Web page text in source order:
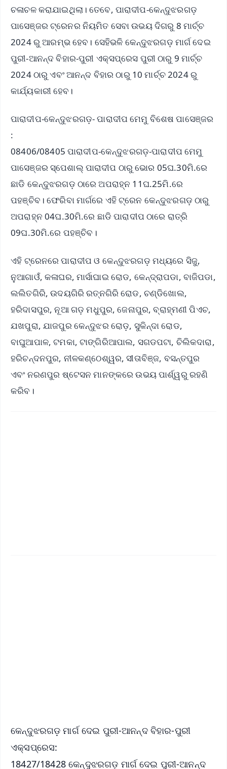
ଚଳାଚଳ କରାଯାଇଥିଲା। ତେବେ, ପାରାଦୀପ-କେନ୍ଦୁଝରଗଡ଼
ପାସେଞ୍ଜର ଟ୍ରେନର ନିୟମିତ ସେବା ଉଭୟ ଦିଗରୁ 8 ମାର୍ଚ୍ଚ
2024 ରୁ ଆରମ୍ଭ ହେବ। ସେହିଭଳି କେନ୍ଦୁଝରଗଡ଼ ମାର୍ଗ ଦେଇ
ପୁରୀ-ଆନନ୍ଦ ବିହାର-ପୁରୀ ଏକ୍ସପ୍ରେସ ପୁରୀ ଠାରୁ 9 ମାର୍ଚ୍ଚ
2024 ଠାରୁ ଏବଂ ଆନନ୍ଦ ବିହାର ଠାରୁ 10 ମାର୍ଚ୍ଚ 2024 ରୁ
କାର୍ଯ୍ୟକାରୀ ହେବ।
ପାରାଦୀପ-କେନ୍ଦୁଝରଗଡ଼- ପାରାଦୀପ ମେମୁ ବିଶେଷ ପାସେଞ୍ଜର
:
08406/08405 ପାରାଦୀପ-କେନ୍ଦୁଝରଗଡ଼-ପାରାଦୀପ ମେମୁ
ପାସେଞ୍ଜର ସ୍ପେଶାଲ୍ ପାରାଦୀପ ଠାରୁ ଭୋର 05ଘ.30ମି.ରେ
ଛାଡି କେନ୍ଦୁଝରଗଡ଼ ଠାରେ ଅପରାହ୍ନ 11ଘ.25ମି.ରେ
ପହଞ୍ଚିବ। ଫେରିବା ମାର୍ଗରେ ଏହି ଟ୍ରେନ କେନ୍ଦୁଝରଗଡ଼ ଠାରୁ
ଅପରାହ୍ନ 04ଘ.30ମି.ରେ ଛାଡି ପାରାଦୀପ ଠାରେ ରାତ୍ରି
09ଘ.30ମି.ରେ ପହଞ୍ଚିବ।
ଏହି ଟ୍ରେନରେ ପାରାଦୀପ ଓ କେନ୍ଦୁଝରଗଡ଼ ମଧ୍ୟରେ ସିଜୁ,
ନୁଆଗାଓଁ, କଳାଘର, ମାର୍ସାଘାଇ ରୋଡ, କେନ୍ଦ୍ରାପଡା, ବାଜିପଡା,
ଲଲିତଗିରି, ଉଦୟଗିରି ରତ୍ନଗିରି ରୋଡ, ଚଣ୍ଡିଖୋଲ,
ହରିଦାସପୁର, ନୂଆ ଗଡ଼ ମଧୁପୁର, ଜେନାପୁର, ବ୍ରାହ୍ମଣୀ ପିଏଚ,
ଯଖପୁରା, ଯାଜପୁର କେନ୍ଦୁଝର ରୋଡ଼, ସୁକିନ୍ଦା ରୋଡ,
ବାଘୁଆପାଳ, ଟମକା, ଟାଙ୍ଗିରିଆପାଲ, ସଗଡପଟା, ଚିଲିକଦାରା,
ହରିଚନ୍ଦନପୁର, ନୀଳକଣ୍ଠେଶ୍ୱର, ସୀତାବିଞ୍ଜ, ବସନ୍ତପୁର
ଏବଂ ନରଣପୁର ଷ୍ଟେସନ ମାନଙ୍କରେ ଉଭୟ ପାର୍ଶ୍ୱରୁ ରହଣି
କରିବ।
କେନ୍ଦୁଝରଗଡ଼ ମାର୍ଗ ଦେଇ ପୁରୀ-ଆନନ୍ଦ ବିହାର-ପୁରୀ
ଏକ୍ସପ୍ରେସ:
18427/18428 କେନ୍ଦୁଝରଗଡ଼ ମାର୍ଗ ଦେଇ ପୁରୀ-ଆନନ୍ଦ